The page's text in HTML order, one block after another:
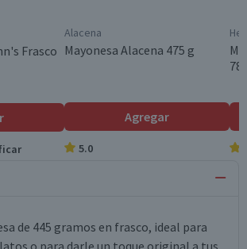
Frasco
Alacena
Mayonesa Alacena 475 g
Agregar
5.0
de 445 gramos en frasco, ideal para
o para darle un toque original a tus